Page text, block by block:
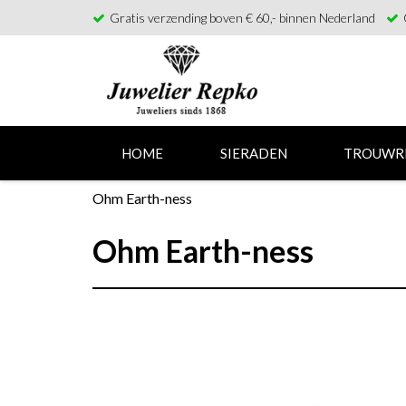
Gratis verzending boven € 60,- binnen Nederland
HOME SIERADEN
Ohm Earth-ness
Ohm Earth-ness